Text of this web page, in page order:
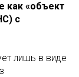
как «объект
с
лишь в виде